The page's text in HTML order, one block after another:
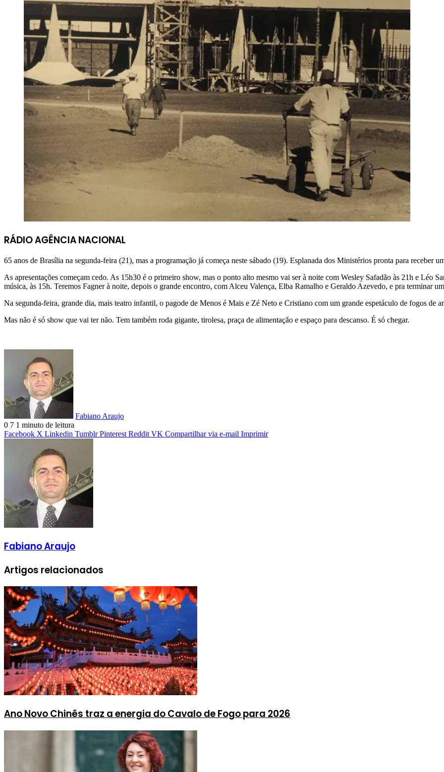
RÁDIO AGÊNCIA NACIONAL
65 anos de Brasília na segunda-feira (21), mas a programação já começa neste sábado (19). Esplanada dos Ministérios pronta para receber
As apresentações começam cedo. As 15h30 é o primeiro show, mas o ponto alto mesmo vai ser à noite com Wesley Safadão às 21h e Léo
música, às 15h. Teremos Fagner à noite, depois o grande encontro, com Alceu Valença, Elba Ramalho e Geraldo Azevedo, e pra terminar
Na segunda-feira, grande dia, mais teatro infantil, o pagode de Menos é Mais e Zé Neto e Cristiano com um grande espetáculo de fogos de
Mas não é só show que vai ter não. Tem também roda gigante, tirolesa, praça de alimentação e espaço para descanso. É só chegar.
Fabiano Araujo
0 7 1 minuto de leitura
Facebook X Linkedin Tumblr Pinterest Reddit VK Compartilhar via e-mail Imprimir
Fabiano Araujo
Artigos relacionados
Ano Novo Chinês traz a energia do Cavalo de Fogo para 2026